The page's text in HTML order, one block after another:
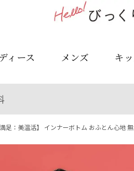
ィース メンズ キ
満足：美温活】 インナーボトム おふとん心地